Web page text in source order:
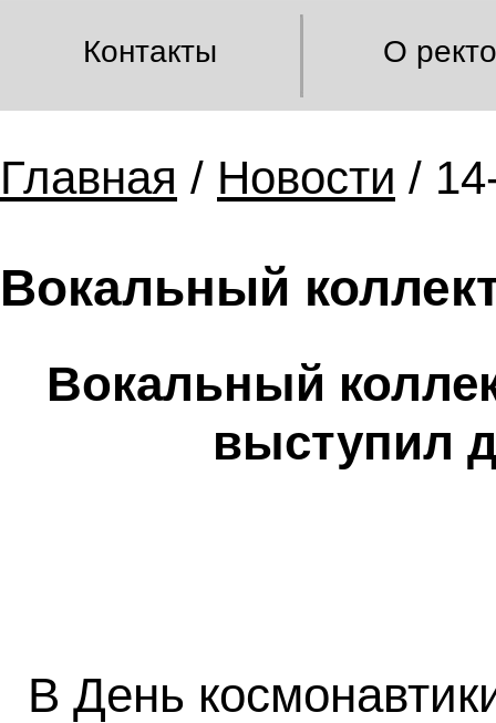
Контакты О
Главная / Новости /
Вокальный
Вокальный
выступил
В День